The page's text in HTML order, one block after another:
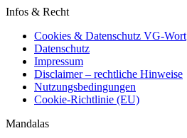
Infos & Recht
Cookies & Datenschutz VG-Wort
Datenschutz
Impressum
Disclaimer – rechtliche Hinweise
Nutzungsbedingungen
Cookie-Richtlinie (EU)
Mandalas